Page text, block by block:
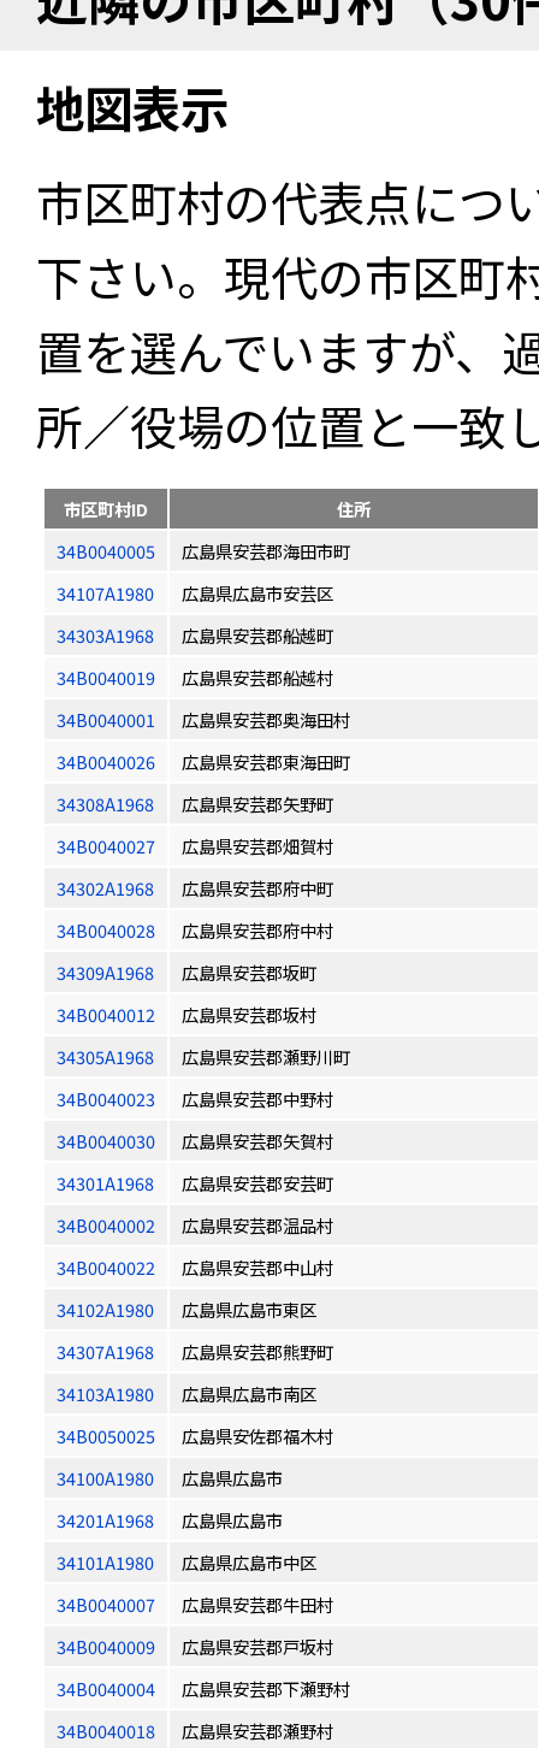
地図表示
市区町村の代表点につ
下さい。現代の市区町
置を選んでいますが、
所／役場の位置と一致
市区町村ID
住所
34B0040005
広島県安芸郡海田市町
34107A1980
広島県広島市安芸区
34303A1968
広島県安芸郡船越町
34B0040019
広島県安芸郡船越村
34B0040001
広島県安芸郡奥海田村
34B0040026
広島県安芸郡東海田町
34308A1968
広島県安芸郡矢野町
34B0040027
広島県安芸郡畑賀村
34302A1968
広島県安芸郡府中町
34B0040028
広島県安芸郡府中村
34309A1968
広島県安芸郡坂町
34B0040012
広島県安芸郡坂村
34305A1968
広島県安芸郡瀬野川町
34B0040023
広島県安芸郡中野村
34B0040030
広島県安芸郡矢賀村
34301A1968
広島県安芸郡安芸町
34B0040002
広島県安芸郡温品村
34B0040022
広島県安芸郡中山村
34102A1980
広島県広島市東区
34307A1968
広島県安芸郡熊野町
34103A1980
広島県広島市南区
34B0050025
広島県安佐郡福木村
34100A1980
広島県広島市
34201A1968
広島県広島市
34101A1980
広島県広島市中区
34B0040007
広島県安芸郡牛田村
34B0040009
広島県安芸郡戸坂村
34B0040004
広島県安芸郡下瀬野村
34B0040018
広島県安芸郡瀬野村